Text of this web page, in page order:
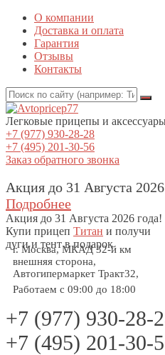
О компании
Доставка и оплата
Гарантия
Отзывы
Контакты
Легковые прицепы и
+7 (977) 930-28-28
+7 (495) 201-30-56
Заказ обратного звонка
Акция до 31 Августа
Подробнее
Акция до 31 Августа 2026 года!
Купи прицеп Титан и получи
дуги и тент в подарок
г. Москва, МКАД 32-й км
внешняя сторона,
Автогипермаркет Тракт32,
Работаем с 09:00 до 18:00
+7 (977) 930-28-
+7 (495) 201-30-